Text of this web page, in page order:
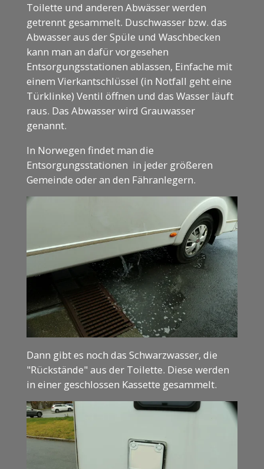
Toilette und anderen Abwässer werden
getrennt gesammelt. Duschwasser bzw. das
Abwasser aus der Spüle und Waschbecken
kann man an dafür vorgesehen
Entsorgungsstationen ablassen, Einfache mit
einem Vierkantschlüssel (in Notfall geht eine
Türklinke) Ventil öffnen und das Wasser läuft
raus. Das Abwasser wird Grauwasser
genannt.
In Norwegen findet man die
Entsorgungsstationen in jeder größeren
Gemeinde oder an den Fähranlegern.
Dann gibt es noch das Schwarzwasser, die
"Rückstände" aus der Toilette. Diese werden
in einer geschlossen Kassette gesammelt.